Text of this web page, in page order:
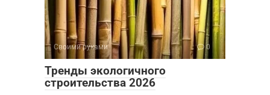
Своими руками 0
Тренды экологичного
строительства 2026